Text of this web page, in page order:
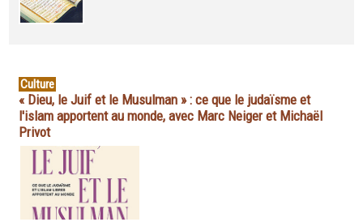
Culture
« Dieu, le Juif et le Musulman » : ce que le judaïsme et
l'islam apportent au monde, avec Marc Neiger et Michaël
Privot